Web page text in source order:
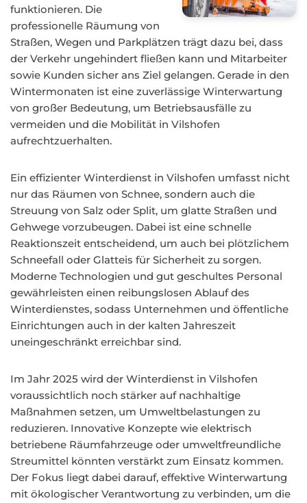
funktionieren. Die
professionelle Räumung von
Straßen, Wegen und Parkplätzen trägt dazu bei, dass
der Verkehr ungehindert fließen kann und Mitarbeiter
sowie Kunden sicher ans Ziel gelangen. Gerade in den
Wintermonaten ist eine zuverlässige Winterwartung
von großer Bedeutung, um Betriebsausfälle zu
vermeiden und die Mobilität in Vilshofen
aufrechtzuerhalten.
Ein effizienter Winterdienst in Vilshofen umfasst nicht
nur das Räumen von Schnee, sondern auch die
Streuung von Salz oder Split, um glatte Straßen und
Gehwege vorzubeugen. Dabei ist eine schnelle
Reaktionszeit entscheidend, um auch bei plötzlichem
Schneefall oder Glatteis für Sicherheit zu sorgen.
Moderne Technologien und gut geschultes Personal
gewährleisten einen reibungslosen Ablauf des
Winterdienstes, sodass Unternehmen und öffentliche
Einrichtungen auch in der kalten Jahreszeit
uneingeschränkt erreichbar sind.
Im Jahr 2025 wird der Winterdienst in Vilshofen
voraussichtlich noch stärker auf nachhaltige
Maßnahmen setzen, um Umweltbelastungen zu
reduzieren. Innovative Konzepte wie elektrisch
betriebene Räumfahrzeuge oder umweltfreundliche
Streumittel könnten verstärkt zum Einsatz kommen.
Der Fokus liegt dabei darauf, effektive Winterwartung
mit ökologischer Verantwortung zu verbinden, um die